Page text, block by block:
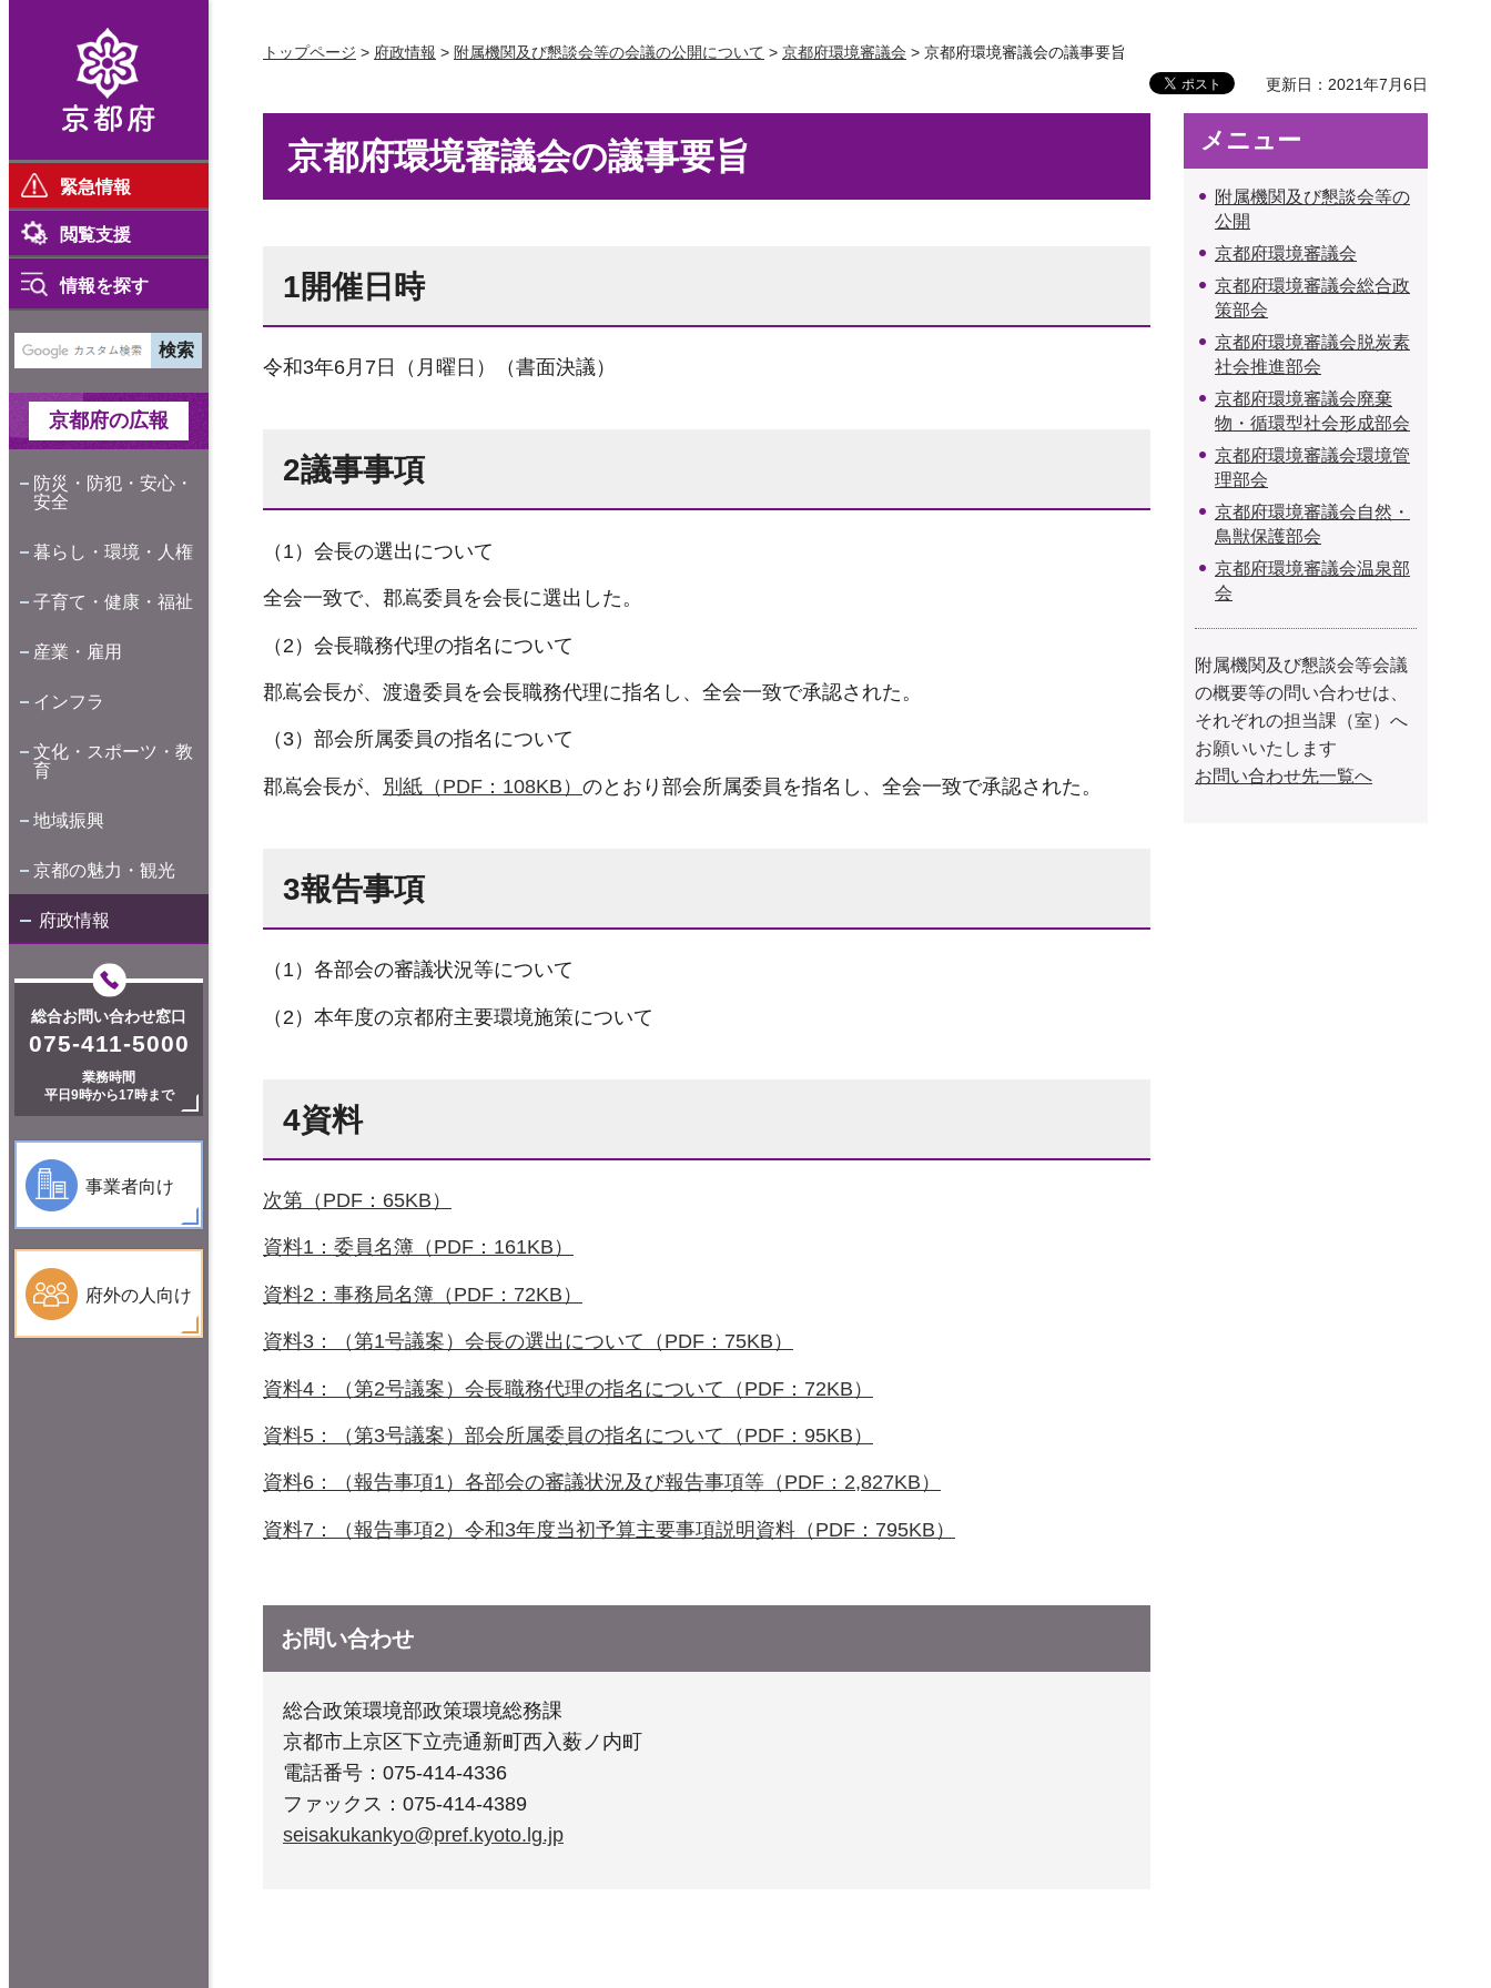
緊急情報
閲覧支援
情報を探す
京都府の広報
防災・防犯・安心・
安全
暮らし・環境・人権
子育て・健康・福祉
産業・雇用
インフラ
文化・スポーツ・教
育
地域振興
京都の魅力・観光
府政情報
総合お問い合わせ窓口
075-411-5000
業務時間
平日9時から17時まで
事業者向け
府外の人向け
トップページ > 府政情報 > 附属機関及び懇談会等の会議の公開について > 京都府環境審議会 > 京都府環境審議会の議事要旨
更新日：2021年7月6日
京都府環境審議会の議事要旨
1開催日時
令和3年6月7日（月曜日）（書面決議）
2議事事項
（1）会長の選出について
全会一致で、郡嶌委員を会長に選出した。
（2）会長職務代理の指名について
郡嶌会長が、渡邉委員を会長職務代理に指名し、全会一致で承認された。
（3）部会所属委員の指名について
郡嶌会長が、 別紙（PDF：108KB） のとおり部会所属委員を指名し、全会一致で承認された。
3報告事項
（1）各部会の審議状況等について
（2）本年度の京都府主要環境施策について
4資料
次第（PDF：65KB）
資料1：委員名簿（PDF：161KB）
資料2：事務局名簿（PDF：72KB）
資料3：（第1号議案）会長の選出について（PDF：75KB）
資料4：（第2号議案）会長職務代理の指名について（PDF：72KB）
資料5：（第3号議案）部会所属委員の指名について（PDF：95KB）
資料6：（報告事項1）各部会の審議状況及び報告事項等（PDF：2,827KB）
資料7：（報告事項2）令和3年度当初予算主要事項説明資料（PDF：795KB）
お問い合わせ
総合政策環境部政策環境総務課
京都市上京区下立売通新町西入薮ノ内町
電話番号：075-414-4336
ファックス：075-414-4389
seisakukankyo@pref.kyoto.lg.jp
メニュー
附属機関及び懇談会等の
公開
京都府環境審議会
京都府環境審議会総合政
策部会
京都府環境審議会脱炭素
社会推進部会
京都府環境審議会廃棄
物・循環型社会形成部会
京都府環境審議会環境管
理部会
京都府環境審議会自然・
鳥獣保護部会
京都府環境審議会温泉部
会
附属機関及び懇談会等会議
の概要等の問い合わせは、
それぞれの担当課（室）へ
お願いいたします
お問い合わせ先一覧へ